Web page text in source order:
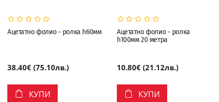
Ацетатно фолио - ролка h60мм
38.40€ (75.10лв.)
КУПИ
Ацетатно фолио - ролка
h100мм 20 метра
10.80€ (21.12лв.)
КУПИ